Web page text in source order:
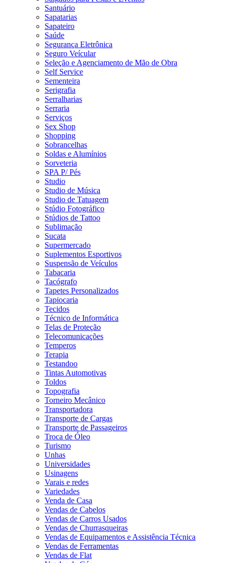
Santuário
Sapatarias
Sapateiro
Saúde
Segurança Eletrônica
Seguro Veícular
Seleção e Agenciamento de Mão de Obra
Self Service
Sementeira
Serigrafia
Serralharias
Serraria
Serviços
Sex Shop
Shopping
Sobrancelhas
Soldas e Alumínios
Sorveteria
SPA P/ Pés
Studio
Studio de Música
Studio de Tatuagem
Stúdio Fotográfico
Stúdios de Tattoo
Sublimação
Sucata
Supermercado
Suplementos Esportivos
Suspensão de Veículos
Tabacaria
Tacógrafo
Tapetes Personalizados
Tapiocaria
Tecidos
Técnico de Informática
Telas de Proteção
Telecomunicações
Temperos
Terapia
Testandoo
Tintas Automotivas
Toldos
Topografia
Torneiro Mecânico
Transportadora
Transporte de Cargas
Transporte de Passageiros
Troca de Óleo
Turismo
Unhas
Universidades
Usinagens
Varais e redes
Variedades
Venda de Casa
Vendas de Cabelos
Vendas de Carros Usados
Vendas de Churrasqueiras
Vendas de Equipamentos e Assistência Técnica
Vendas de Ferramentas
Vendas de Flat